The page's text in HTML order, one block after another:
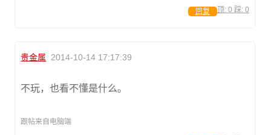
顶: 0 踩: 0
回复
贵金属 2014-10-14 17:17:39
不玩，也看不懂是什么。
跟帖来自电脑端